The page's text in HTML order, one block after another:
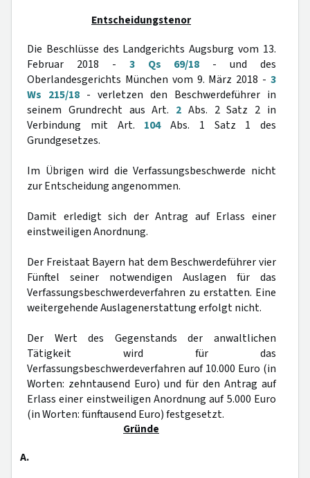
Entscheidungstenor
Die Beschlüsse des Landgerichts Augsburg vom 13.
Februar 2018 - 3 Qs 69/18 - und des
Oberlandesgerichts München vom 9. März 2018 - 3
Ws 215/18 - verletzen den Beschwerdeführer in
seinem Grundrecht aus Art. 2 Abs. 2 Satz 2 in
Verbindung mit Art. 104Abs. 1 Satz 1 des
Grundgesetzes.
Im Übrigen wird die Verfassungsbeschwerde nicht
zur Entscheidung angenommen.
Damit erledigt sich der Antrag auf Erlass einer
einstweiligen Anordnung.
Der Freistaat Bayern hat dem Beschwerdeführer vier
Fünftel seiner notwendigen Auslagen für das
Verfassungsbeschwerdeverfahren zu erstatten. Eine
weitergehende Auslagenerstattung erfolgt nicht.
Der Wert des Gegenstands der anwaltlichen
Tätigkeit wird für das
Verfassungsbeschwerdeverfahren auf 10.000 Euro (in
Worten: zehntausend Euro) und für den Antrag auf
Erlass einer einstweiligen Anordnung auf 5.000 Euro
(in Worten: fünftausend Euro) festgesetzt.
Gründe
A.